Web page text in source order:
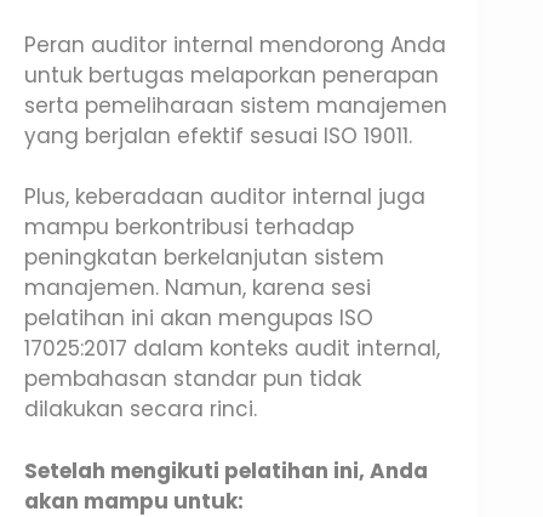
Peran auditor internal mendorong Anda
untuk bertugas melaporkan penerapan
serta pemeliharaan sistem manajemen
yang berjalan efektif sesuai ISO 19011.
Plus, keberadaan auditor internal juga
mampu berkontribusi terhadap
peningkatan berkelanjutan sistem
manajemen. Namun, karena sesi
pelatihan ini akan mengupas ISO
17025:2017 dalam konteks audit internal,
pembahasan standar pun tidak
dilakukan secara rinci.
Setelah mengikuti pelatihan ini, Anda
akan mampu untuk: